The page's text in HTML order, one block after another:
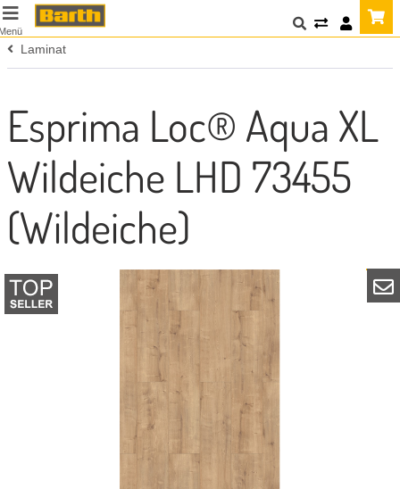
Laminat
Esprima Loc® Aqua XL
Wildeiche LHD 73455
(Wildeiche)